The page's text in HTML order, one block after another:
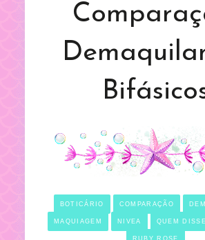
BOTICÁRIO COMPARAÇÃO
MAQUIAGEM NIVEA QUEM